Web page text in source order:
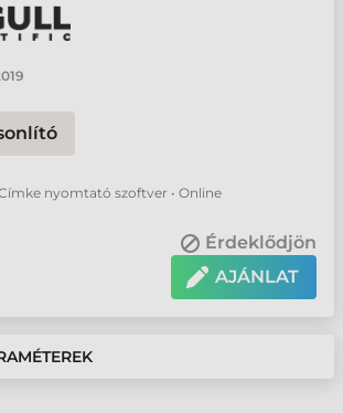
nyomtató szoftver • Online
Érdeklődjön
AJÁNLAT